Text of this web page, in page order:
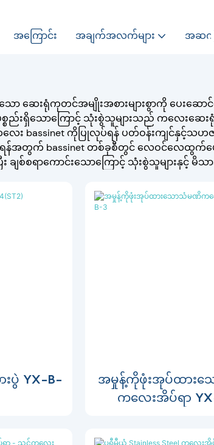
အကြောင်း အချက်အလက်များ အဆ
ဆေးရုံကုတင်အမျိုးအစားများစွာကို ပေးဆောင်
ော ပစ္စည်းရှိသောကြောင့် သုံးစွဲသူများသည် ကလ
bassinet ကိုပြုလုပ်ရန် ပတ်ဝန်းကျင်နှင့်သဟဇ
ရန်အတွက် bassinet တစ်ခုစီတွင် လေဝင်လေထွက်
ချစ်စရာကောင်းသောကြောင့် သုံးစွဲသူများနှင့်
းပွဲ YX-B-
အမှုန့်ကိုဖုံးအုပ်ထား
ကလေးအိပ်ရာ